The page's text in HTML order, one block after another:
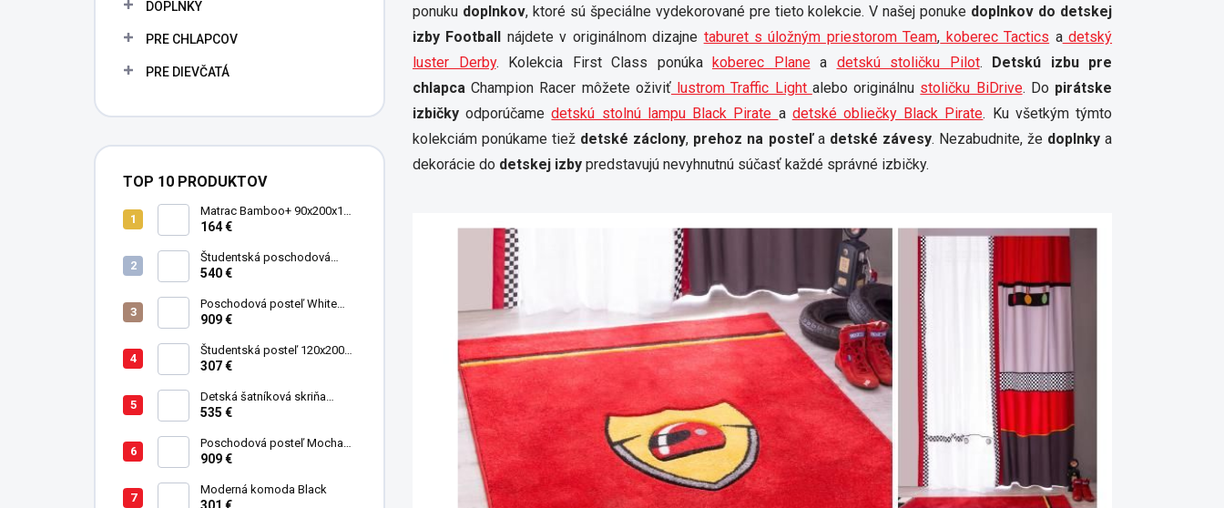
DOPLNKY
PRE CHLAPCOV
PRE DIEVČATÁ
TOP 10 PRODUKTOV
Matrac Bamboo+ 90x200x19
cm
164 €
Študentská poschodová
postel' 90x200 cm Mocha
540 €
Poschodová posteľ White
Studio pre 3 deti 90x200 cm s
909 €
Študentská posteľ 120x200
cm Black
307 €
Detská šatníková skriňa
trojdverová Pirate
535 €
Poschodová posteľ Mocha
Studio pre 3 deti 90x200 cm s
909 €
Moderná komoda Black
ponuku doplnkov, ktoré sú špeciálne vydekorované pre tieto kolekcie. V našej ponuke doplnkov do detskej
izby Football nájdete v originálnom dizajne taburet s úložným priestorom Team, koberec Tactics adetský
luster Derby. Kolekcia First Class ponúka koberec Planea detskú stoličku Pilot. Detskú izbu pre
chlapca Champion Racer môžete oživiťlustrom Traffic Light alebo originálnu stoličku BiDrive. Do pirátske
izbičky odporúčamedetskú stolnú lampu Black Pirate a detské obliečky Black Pirate. Ku všetkým týmto
kolekciám ponúkame tiež detské záclony, prehoz na posteľa detské závesy. Nezabudnite, že doplnkya
dekorácie do detskej izby predstavujú nevyhnutnú súčasť každé správné izbičky.